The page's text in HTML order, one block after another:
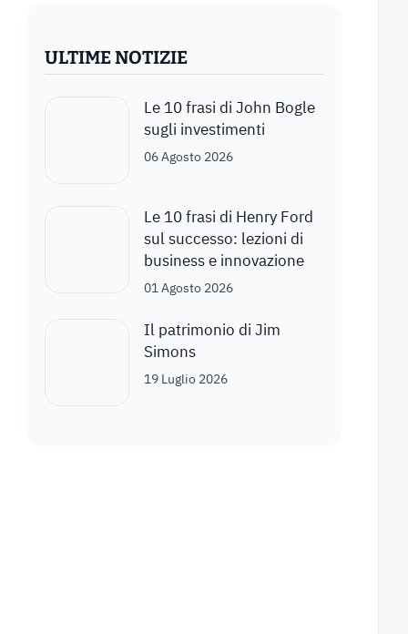
ULTIME NOTIZIE
Le 10 frasi di John Bogle
sugli investimenti
06 Agosto 2026
Le 10 frasi di Henry Ford
sul successo: lezioni di
business e innovazione
01 Agosto 2026
Il patrimonio di Jim
Simons
19 Luglio 2026